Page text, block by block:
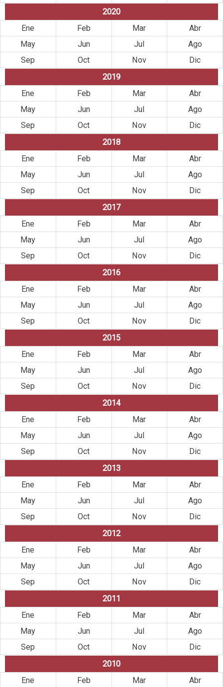
2020
Ene
Feb Mar
Abr
May
Jun Jul
Ago
Sep
Oct Nov
Dic
2019
Ene
Feb Mar
Abr
May
Jun Jul
Ago
Sep
Oct Nov
Dic
2018
Ene
Feb Mar
Abr
May
Jun Jul
Ago
Sep
Oct Nov
Dic
2017
Ene
Feb Mar
Abr
May
Jun Jul
Ago
Sep
Oct Nov
Dic
2016
Ene
Feb Mar
Abr
May
Jun Jul
Ago
Sep
Oct Nov
Dic
2015
Ene
Feb Mar
Abr
May
Jun Jul
Ago
Sep
Oct Nov
Dic
2014
Ene
Feb Mar
Abr
May
Jun Jul
Ago
Sep
Oct Nov
Dic
2013
Ene
Feb Mar
Abr
May
Jun Jul
Ago
Sep
Oct Nov
Dic
2012
Ene
Feb Mar
Abr
May
Jun Jul
Ago
Sep
Oct Nov
Dic
2011
Ene
Feb Mar
Abr
May
Jun Jul
Ago
Sep
Oct Nov
Dic
2010
Ene
Feb Mar
Abr